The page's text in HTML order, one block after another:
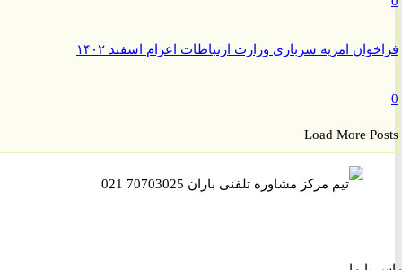
امریه سربازی وزارت ارتباطات اعزام اسفند ۱۴۰۲
Load More